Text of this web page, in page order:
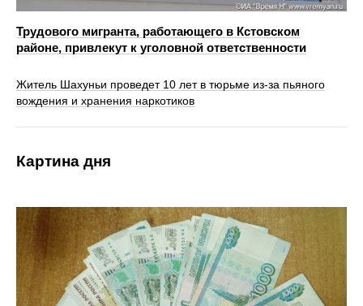
Трудового мигранта, работающего в Кстовском
районе, привлекут к уголовной ответственности
Житель Шахуньи проведет 10 лет в тюрьме из-за пьяного
вождения и хранения наркотиков
Картина дня